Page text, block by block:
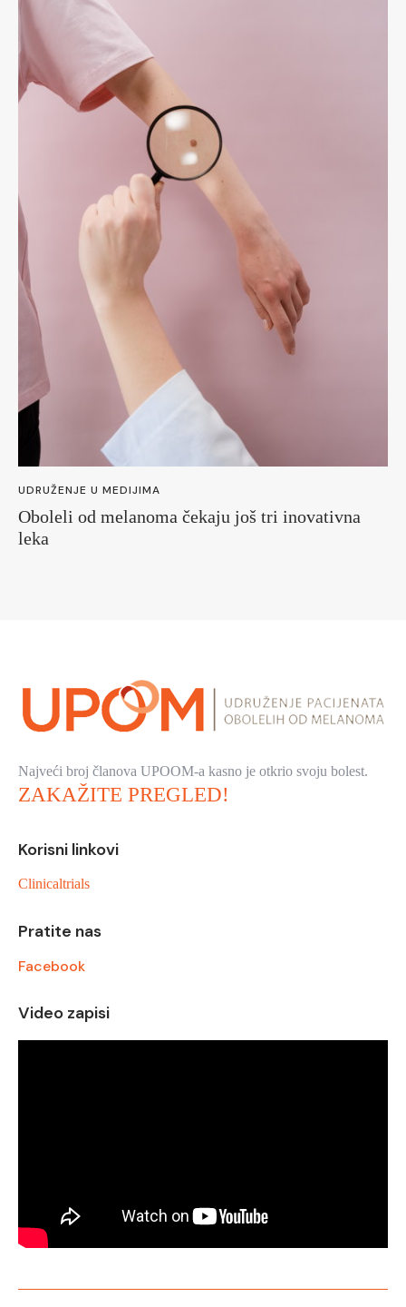
UDRUŽENJE U MEDIJIMA
Oboleli od melanoma čekaju još tri inovativna
leka
Najveći broj članova UPOOM-a kasno je otkrio svoju bolest.
ZAKAŽITE PREGLED!
Korisni linkovi
Clinicaltrials
Pratite nas
Facebook
Video zapisi